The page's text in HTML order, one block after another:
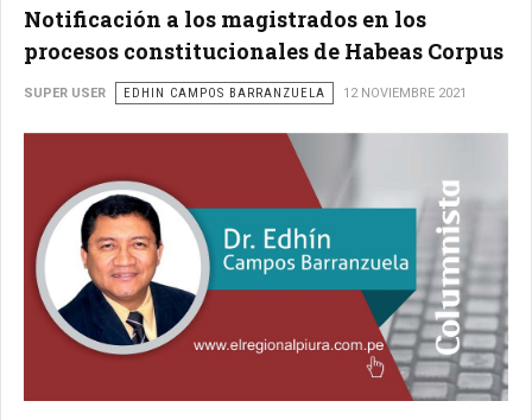
Notificación a los magistrados en los
procesos constitucionales de Habeas Corpus
SUPER USER EDHIN CAMPOS BARRANZUELA 12 NOVIEMBRE 2021